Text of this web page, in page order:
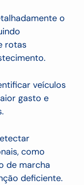
o
rotas
veículos
gasto e
como
de marcha
deficiente.